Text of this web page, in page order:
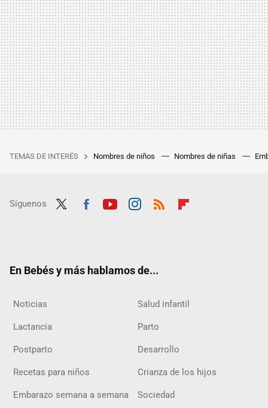
TEMAS DE INTERÉS Nombres de niños Nombres de niñas
Síguenos
En Bebés y más hablamos de...
Noticias Salud infantil
Lactancia Parto
Postparto Desarrollo
Recetas para niños Crianza de los hijos
Embarazo semana a semana Sociedad